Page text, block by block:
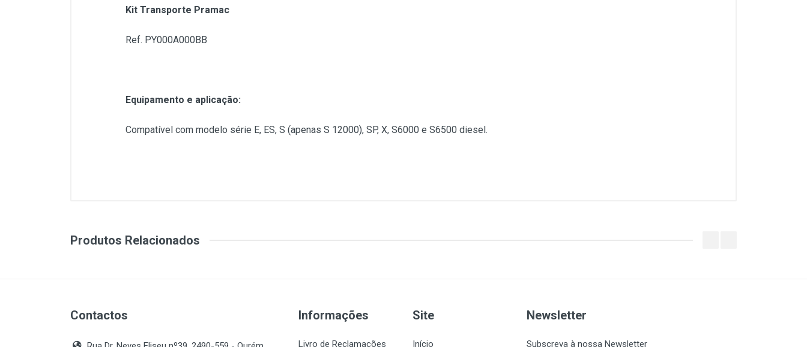
Kit Transporte Pramac
Ref. PY000A000BB
Equipamento e aplicação:
Compatível com modelo série E, ES, S (apenas S 12000), SP, X, S6000 e S6500 diesel.
Produtos Relacionados
Contactos Informações
Livro de Reclamações
Site
Início
Newsletter
Subscreva à nossa Newsletter